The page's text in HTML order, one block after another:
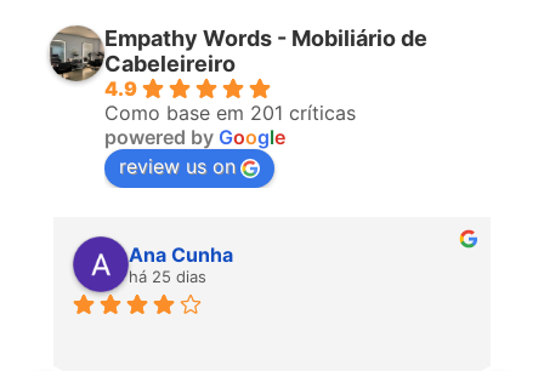
Empathy Words - Mobiliário de
Cabeleireiro
4.9
Como base em 201 críticas
powered by Google
review us on
Ana Cunha
há 25 dias